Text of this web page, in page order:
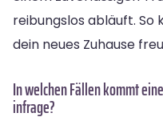
reibungslos abläuft.
dein neues Zuhause
In welchen Fällen kommt
infrage?